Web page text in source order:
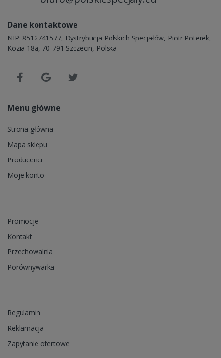
Dane kontaktowe
NIP: 8512741577, Dystrybucja Polskich Specjałów, Piotr Poterek,
Kozia 18a, 70-791 Szczecin, Polska
Menu główne
Strona główna
Mapa sklepu
Producenci
Moje konto
Promocje
Kontakt
Przechowalnia
Porównywarka
Regulamin
Reklamacja
Zapytanie ofertowe